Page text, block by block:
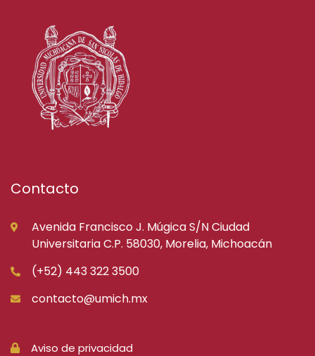
Contacto
Avenida Francisco J. Múgica S/N Ciudad
Universitaria C.P. 58030, Morelia, Michoacán
(+52) 443 322 3500
contacto@umich.mx
Aviso de privacidad